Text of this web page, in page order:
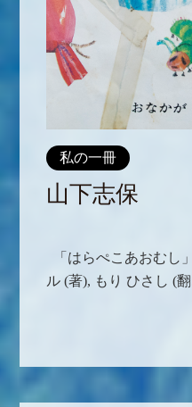
私の一冊
山下志保
「はらぺこあおむし
ル (著),‎ もり ひさし (翻